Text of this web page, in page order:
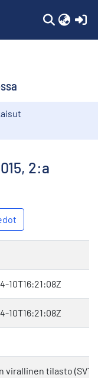
2:a
10T16:21:08Z
10T16:21:08Z
virallinen tilasto (SVT)